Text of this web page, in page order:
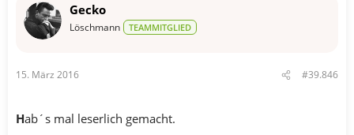
Gecko
Löschmann TEAMMITGLIED
15. März 2016 #39.846
Hab´s mal leserlich gemacht.